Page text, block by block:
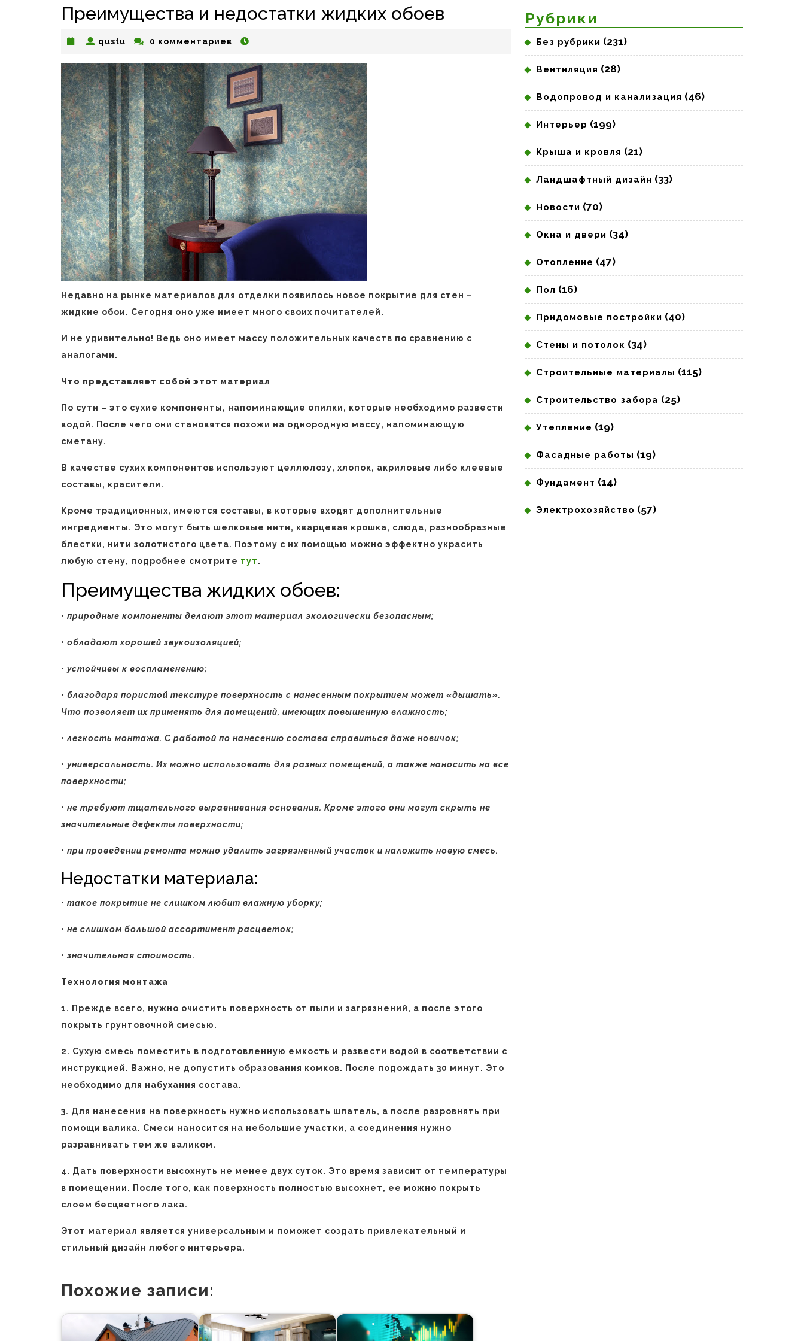
Преимущества и недостатки жидких обоев
qustu qustu0 комментариев
Недавно на рынке материалов для отделки появилось новое покрытие для стен –
жидкие обои. Сегодня оно уже имеет много своих почитателей.
И не удивительно! Ведь оно имеет массу положительных качеств по сравнению с
аналогами.
Что представляет собой этот материал
По сути – это сухие компоненты, напоминающие опилки, которые необходимо развести
водой. После чего они становятся похожи на однородную массу, напоминающую
сметану.
В качестве сухих компонентов используют целлюлозу, хлопок, акриловые либо клеевые
составы, красители.
Кроме традиционных, имеются составы, в которые входят дополнительные
ингредиенты. Это могут быть шелковые нити, кварцевая крошка, слюда, разнообразные
блестки, нити золотистого цвета. Поэтому с их помощью можно эффектно украсить
любую стену, подробнее смотрите тут.
Преимущества жидких обоев:
• природные компоненты делают этот материал экологически безопасным;
• обладают хорошей звукоизоляцией;
• устойчивы к воспламенению;
• благодаря пористой текстуре поверхность с нанесенным покрытием может «дышать».
Что позволяет их применять для помещений, имеющих повышенную влажность;
• легкость монтажа. С работой по нанесению состава справиться даже новичок;
• универсальность. Их можно использовать для разных помещений, а также наносить на все
поверхности;
• не требуют тщательного выравнивания основания. Кроме этого они могут скрыть не
значительные дефекты поверхности;
• при проведении ремонта можно удалить загрязненный участок и наложить новую смесь.
Недостатки материала:
• такое покрытие не слишком любит влажную уборку;
• не слишком большой ассортимент расцветок;
• значительная стоимость.
Технология монтажа
1. Прежде всего, нужно очистить поверхность от пыли и загрязнений, а после этого
покрыть грунтовочной смесью.
2. Сухую смесь поместить в подготовленную емкость и развести водой в соответствии с
инструкцией. Важно, не допустить образования комков. После подождать 30 минут. Это
необходимо для набухания состава.
3. Для нанесения на поверхность нужно использовать шпатель, а после разровнять при
помощи валика. Смеси наносится на небольшие участки, а соединения нужно
разравнивать тем же валиком.
4. Дать поверхности высохнуть не менее двух суток. Это время зависит от температуры
в помещении. После того, как поверхность полностью высохнет, ее можно покрыть
слоем бесцветного лака.
Этот материал является универсальным и поможет создать привлекательный и
стильный дизайн любого интерьера.
Похожие записи:
Рубрики
Без рубрики (231)
Вентиляция (28)
Водопровод и канализация (46)
Интерьер (199)
Крыша и кровля (21)
Ландшафтный дизайн (33)
Новости (70)
Окна и двери (34)
Отопление (47)
Пол (16)
Придомовые постройки (40)
Стены и потолок (34)
Строительные материалы (115)
Строительство забора (25)
Утепление (19)
Фасадные работы (19)
Фундамент (14)
Электрохозяйство (57)